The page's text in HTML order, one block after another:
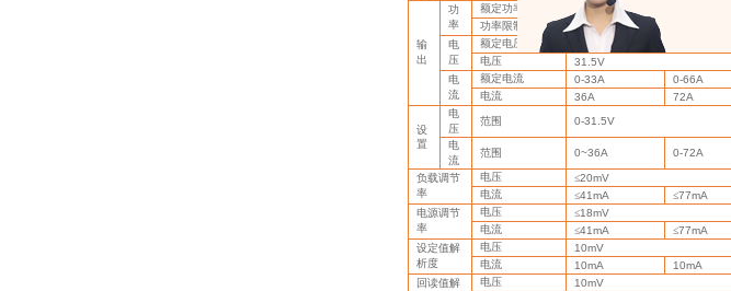
输
出
功
率
额定功率 360W
功率限制
约额定功率*105%
电
压
额定电压 0-30V
电压
31.5V
电
流
额定电流 0-33A 0-66A
电流
36A 72A
设
置
电
压
范围 0-31.5V
电
流
范围 0~36A 0-72A
负载调节
率
电压 ≤20mV
电流
≤41mA ≤77mA
电源调节
率
电压 ≤18mV
电流
≤41mA ≤77mA
设定值解
析度
电压
10mV
电流
10mA 10mA
回读值解
电压
10mV